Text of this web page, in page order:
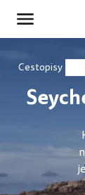
Cestopisy